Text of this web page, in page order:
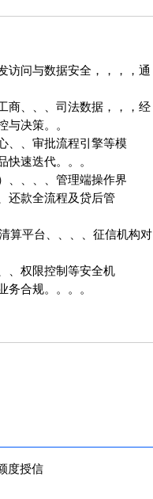
与数据安全，，，，通
、、司法数据，，，经
决策。。
、、审批流程引擎等模
速迭代。。。
、、、管理端操作界
、、还款全流程及贷后管
平台、、、、征信机构对
、、权限控制等安全机
。。。。
度授信